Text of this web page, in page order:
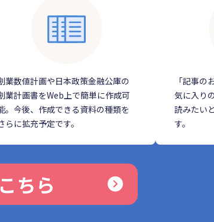
業数値計画や日本政策金融公庫の
業計画書をWeb上で簡単に作成可
。今後、作成できる資料の種類を
らに拡充予定です。
「記事の
気に入り
読みたい
す。
ちら